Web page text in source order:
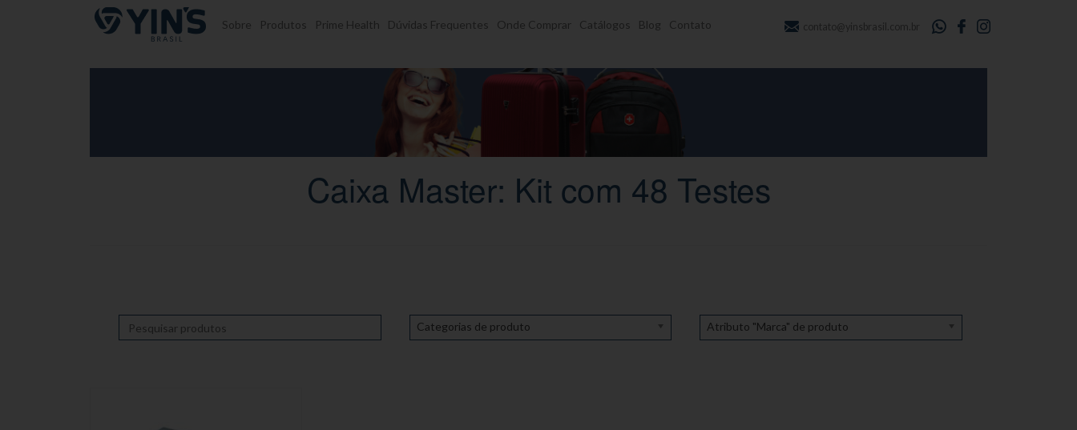
Pular para o conteúdo Sobre Produtos Prime Health Dúvidas Frequentes Onde Comprar Catálogos Blog Contato contato@yinsbrasil.com.br
Caixa Master: Kit com 48 Testes
Categorias de produto Atributo "Marca" de produto